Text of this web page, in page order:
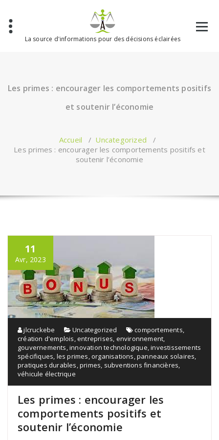
contenu
La source d'informations pour des décisions éclairées
Les primes : encourager les comportements positifs
et soutenir l’économie
Accueil / Uncategorized /
Les primes : encourager les comportements positifs et
soutenir l’économie
11
Avr, 2023
jlcruckebe Uncategorized comportements
création d'emplois ,entreprises environnement
gouvernements ,innovation technologique ,investissements
spécifiques les primes ,organisations ,panneaux solaires
pratiques durables ,primes subventions financières
véhicule électrique
Les primes : encourager les
comportements positifs et
soutenir l’économie